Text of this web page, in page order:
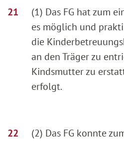
(1) Das FG hat zum
es möglich und
die
an den Träger zu
Kindsmutter zu
erfolgt.
(2) Das FG konnte